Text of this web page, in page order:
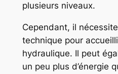
plusieurs niveaux.
Cependant, il
technique pour
hydraulique. Il peut
un peu plus d’énergie